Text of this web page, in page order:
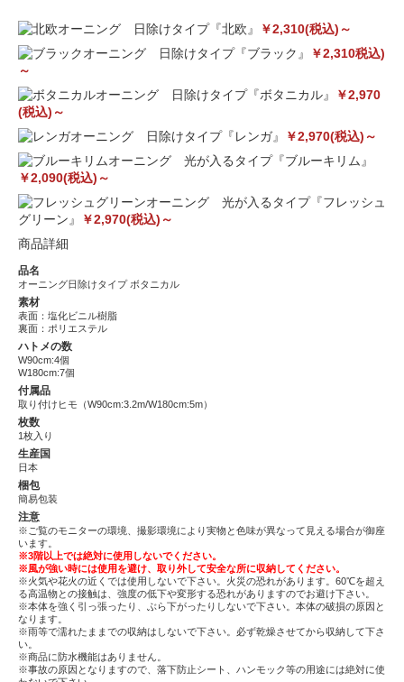
オーニング 日除けタイプ『北欧』
￥2,310(税込)～
オーニング 日除けタイプ『ブラック』
￥2,310税込)
～
オーニング 日除けタイプ『ボタニカル』
￥2,970
(税込)～
オーニング 日除けタイプ『レンガ』
￥2,970(税込)～
オーニング 光が入るタイプ『ブルーキリム』
￥2,090(税込)～
オーニング 光が入るタイプ『フレッシュ
グリーン』
￥2,970(税込)～
商品詳細
品名
オーニング日除けタイプ ボタニカル
素材
表面：塩化ビニル樹脂
裏面：ポリエステル
ハトメの数
W90cm:4個
W180cm:7個
付属品
取り付けヒモ（W90cm:3.2m/W180cm:5m）
枚数
1枚入り
生産国
日本
梱包
簡易包装
注意
※ご覧のモニターの環境、撮影環境により実物と色味が異なって見える場合が御座
います。
※3階以上では絶対に使用しないでください。
※風が強い時には使用を避け、取り外して安全な所に収納してください。
※火気や花火の近くでは使用しないで下さい。火災の恐れがあります。60℃を超え
る高温物との接触は、強度の低下や変形する恐れがありますのでお避け下さい。
※本体を強く引っ張ったり、ぶら下がったりしないで下さい。本体の破損の原因と
なります。
※雨等で濡れたままでの収納はしないで下さい。必ず乾燥させてから収納して下さ
い。
※商品に防水機能はありません。
※事故の原因となりますので、落下防止シート、ハンモック等の用途には絶対に使